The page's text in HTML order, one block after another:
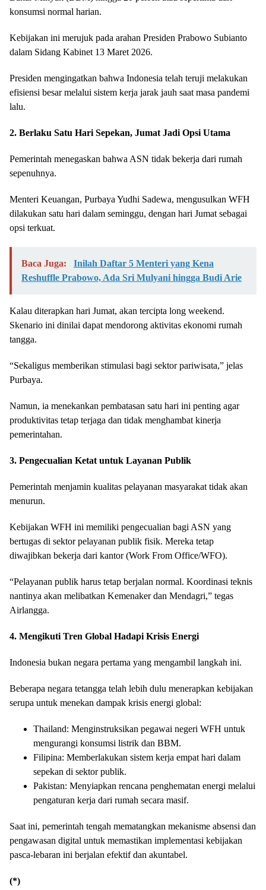
konsumsi normal harian.
Kebijakan ini merujuk pada arahan Presiden Prabowo Subianto
dalam Sidang Kabinet 13 Maret 2026.
Presiden mengingatkan bahwa Indonesia telah teruji melakukan
efisiensi besar melalui sistem kerja jarak jauh saat masa pandemi
lalu.
2. Berlaku Satu Hari Sepekan, Jumat Jadi Opsi Utama
Pemerintah menegaskan bahwa ASN tidak bekerja dari rumah
sepenuhnya.
Menteri Keuangan, Purbaya Yudhi Sadewa, mengusulkan WFH
dilakukan satu hari dalam seminggu, dengan hari Jumat sebagai
opsi terkuat.
Baca Juga:
Inilah Daftar 5 Menteri yang Kena
Reshuffle Prabowo, Ada Sri Mulyani hingga Budi Arie
Kalau diterapkan hari Jumat, akan tercipta long weekend.
Skenario ini dinilai dapat mendorong aktivitas ekonomi rumah
tangga.
“Sekaligus memberikan stimulasi bagi sektor pariwisata,” jelas
Purbaya.
Namun, ia menekankan pembatasan satu hari ini penting agar
produktivitas tetap terjaga dan tidak menghambat kinerja
pemerintahan.
3. Pengecualian Ketat untuk Layanan Publik
Pemerintah menjamin kualitas pelayanan masyarakat tidak akan
menurun.
Kebijakan WFH ini memiliki pengecualian bagi ASN yang
bertugas di sektor pelayanan publik fisik. Mereka tetap
diwajibkan bekerja dari kantor (Work From Office/WFO).
“Pelayanan publik harus tetap berjalan normal. Koordinasi teknis
nantinya akan melibatkan Kemenaker dan Mendagri,” tegas
Airlangga.
4. Mengikuti Tren Global Hadapi Krisis Energi
Indonesia bukan negara pertama yang mengambil langkah ini.
Beberapa negara tetangga telah lebih dulu menerapkan kebijakan
serupa untuk menekan dampak krisis energi global:
Thailand: Menginstruksikan pegawai negeri WFH untuk
mengurangi konsumsi listrik dan BBM.
Filipina: Memberlakukan sistem kerja empat hari dalam
sepekan di sektor publik.
Pakistan: Menyiapkan rencana penghematan energi melalui
pengaturan kerja dari rumah secara masif.
Saat ini, pemerintah tengah mematangkan mekanisme absensi dan
pengawasan digital untuk memastikan implementasi kebijakan
pasca-lebaran ini berjalan efektif dan akuntabel.
(*)